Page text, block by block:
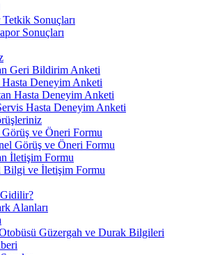
Sonuçları
Sonuçları
Geri Bildirim Anketi
Hasta Deneyim Anketi
Hasta Deneyim Anketi
Hasta Deneyim Anketi
Görüş ve Öneri Formu
Görüş ve Öneri Formu
İletişim Formu
Bilgi ve İletişim Formu
Gidilir?
Alanları
Güzergah ve Durak Bilgileri